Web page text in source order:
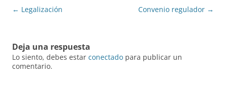
Navegación
← Legalización Convenio regulador →
Deja una respuesta
Lo siento, debes estar conectado para publicar un
comentario.